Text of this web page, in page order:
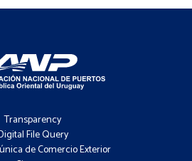
-
Menú
Transparency
File Query
de Comercio Exterior